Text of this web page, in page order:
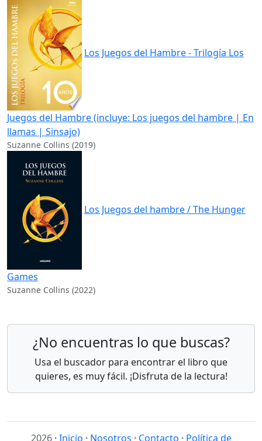
Los Juegos del Hambre - Trilogía Los
Juegos del Hambre (incluye: Los juegos del hambre | En
llamas | Sinsajo)
Suzanne Collins (2019)
Los Juegos del hambre / The Hunger
Games
Suzanne Collins (2022)
¿No encuentras lo que buscas?
Usa el buscador para encontrar el libro que
quieres, es muy fácil. ¡Disfruta de la lectura!
2026· Inicio · Nosotros · Contacto · Política de